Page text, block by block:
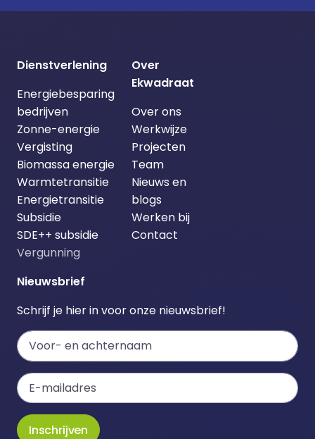
Dienstverlening
Energiebesparing
bedrijven
Zonne-energie
Vergisting
Biomassa energie
Warmtetransitie
Energietransitie
Subsidie
SDE++ subsidie
Vergunning
Over
Ekwadraat
Over ons
Werkwijze
Projecten
Team
Nieuws en
blogs
Werken bij
Contact
Nieuwsbrief
Schrijf je hier in voor onze nieuwsbrief!
Inschrijven